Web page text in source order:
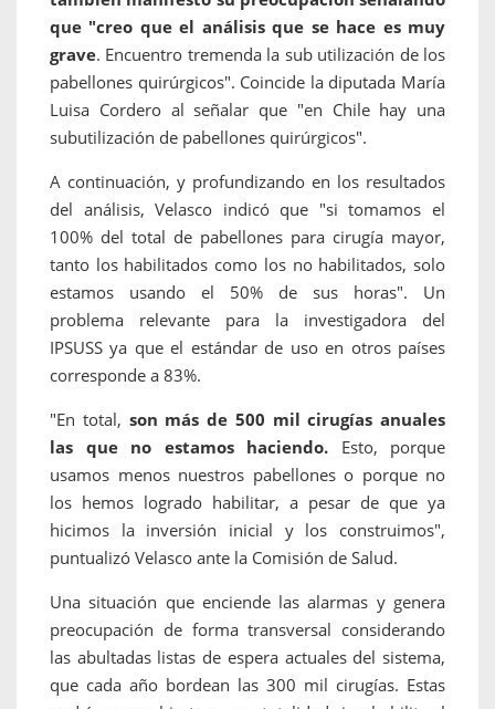
que "creo que el análisis que se hace es muy
grave. Encuentro tremenda la sub utilización de los
pabellones quirúrgicos". Coincide la diputada María
Luisa Cordero al señalar que "en Chile hay una
subutilización de pabellones quirúrgicos".
A continuación, y profundizando en los resultados
del análisis, Velasco indicó que "si tomamos el
100% del total de pabellones para cirugía mayor,
tanto los habilitados como los no habilitados, solo
estamos usando el 50% de sus horas". Un
problema relevante para la investigadora del
IPSUSS ya que el estándar de uso en otros países
corresponde a 83%.
"En total, son más de 500 mil cirugías anuales
las que no estamos haciendo. Esto, porque
usamos menos nuestros pabellones o porque no
los hemos logrado habilitar, a pesar de que ya
hicimos la inversión inicial y los construimos",
puntualizó Velasco ante la Comisión de Salud.
Una situación que enciende las alarmas y genera
preocupación de forma transversal considerando
las abultadas listas de espera actuales del sistema,
que cada año bordean las 300 mil cirugías. Estas